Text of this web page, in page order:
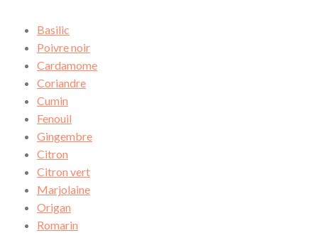
Basilic
Poivre noir
Cardamome
Coriandre
Cumin
Fenouil
Gingembre
Citron
Citron vert
Marjolaine
Origan
Romarin